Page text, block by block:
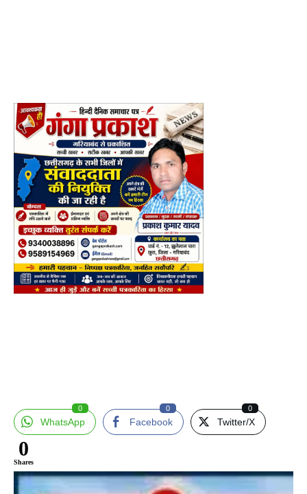
WhatsApp
0
Facebook
0
Twitter/X
0
0
Shares